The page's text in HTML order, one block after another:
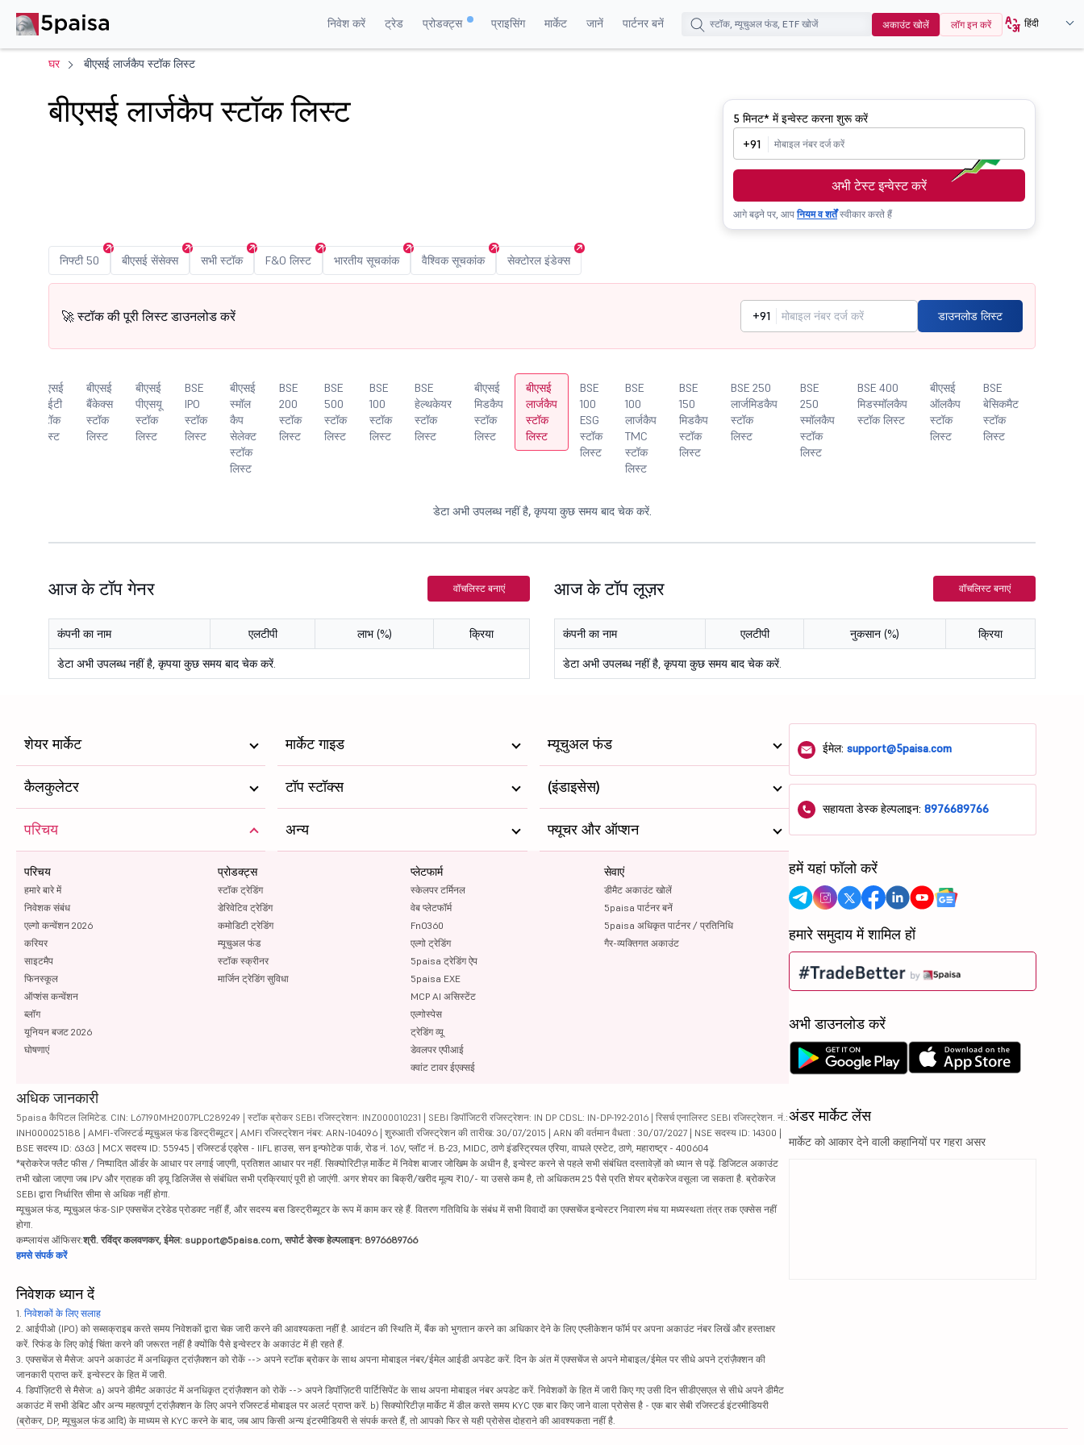
निवेश करें ट्रेड प्रोडक्ट्स प्राइसिंग मार्केट जानें पार्टनर बनें अकाउंट खोलें लॉग इन करें हिंदी
घर बीएसई लार्जकैप स्टॉक लिस्ट
बीएसई लार्जकैप स्टॉक लिस्ट 5 मिनट* में इन्वेस्ट करना शुरू करें
+91
अभी टेस्ट इन्वेस्ट करें
आगे बढ़ने पर, आपनियम व शर्तेंस्वीकार करते हैं
निफ्टी 50 बीएसई सेंसेक्स सभी स्टॉक F&O लिस्ट भारतीय सूचकांक वैश्विक सूचकांक सेक्टोरल इंडेक्स
🚀 स्टॉक की पूरी लिस्ट डाउनलोड करें +91 डाउनलोड लिस्ट
बीएसई
आईटी
स्टॉक
लिस्ट
बीएसई
बैंकेक्स
स्टॉक
लिस्ट
बीएसई
पीएसयू
स्टॉक
लिस्ट
BSE
IPO
स्टॉक
लिस्ट
बीएसई
स्मॉल
कैप
सेलेक्ट
स्टॉक
लिस्ट
BSE
200
स्टॉक
लिस्ट
BSE
500
स्टॉक
लिस्ट
BSE
100
स्टॉक
लिस्ट
BSE
हेल्थकेयर
स्टॉक
लिस्ट
बीएसई
मिडकैप
स्टॉक
लिस्ट
बीएसई
लार्जकैप
स्टॉक
लिस्ट
BSE
100
ESG
स्टॉक
लिस्ट
BSE
100
लार्जकैप
TMC
स्टॉक
लिस्ट
BSE
150
मिडकैप
स्टॉक
लिस्ट
BSE 250
लार्जमिडकैप
स्टॉक
लिस्ट
BSE
250
स्मॉलकैप
स्टॉक
लिस्ट
BSE 400
मिडस्मॉलकैप
स्टॉक लिस्ट
बीएसई
ऑलकैप
स्टॉक
लिस्ट
BSE
बेसिकमैट
स्टॉक
लिस्ट
डेटा अभी उपलब्ध नहीं है, कृपया कुछ समय बाद चेक करें.
आज के टॉप गेनर वॉचलिस्ट बनाएं
कंपनी का नाम एलटीपी लाभ (%) क्रिया
डेटा अभी उपलब्ध नहीं है, कृपया कुछ समय बाद चेक करें.
आज के टॉप लूज़र वॉचलिस्ट बनाएं
कंपनी का नाम एलटीपी नुकसान (%) क्रिया
डेटा अभी उपलब्ध नहीं है, कृपया कुछ समय बाद चेक करें.
शेयर मार्केट मार्केट गाइड म्यूचुअल फंड
कैलकुलेटर टॉप स्टॉक्स (इंडाइसेस)
परिचय
परिचय
हमारे बारे में
निवेशक संबंध
एल्गो कन्वेंशन 2026
करियर
साइटमैप
फिनस्कूल
ऑप्शंस कन्वेंशन
ब्लॉग
यूनियन बजट 2026
घोषणाएं
प्रोडक्ट्स
स्टॉक ट्रेडिंग
डेरिवेटिव ट्रेडिंग
कमोडिटी ट्रेडिंग
म्यूचुअल फंड
स्टॉक स्क्रीनर
मार्जिन ट्रेडिंग सुविधा
प्लेटफार्म
स्केलपर टर्मिनल
वेब प्लेटफॉर्म
FnO360
एल्गो ट्रेडिंग
5paisa ट्रेडिंग ऐप
5paisa EXE
MCP AI असिस्टेंट
एल्गोस्पेस
ट्रेडिंग व्यू
डेवलपर एपीआई
क्वांट टावर ईएक्सई
सेवाएं
डीमैट अकाउंट खोलें
5paisa पार्टनर बनें
5paisa अधिकृत पार्टनर / प्रतिनिधि
गैर-व्यक्तिगत अकाउंट
अन्य फ्यूचर और ऑप्शन
अधिक जानकारी
5paisa कैपिटल लिमिटेड. CIN: L67190MH2007PLC289249 | स्टॉक ब्रोकर SEBI रजिस्ट्रेशन: INZ000010231 | SEBI डिपॉजिटरी रजिस्ट्रेशन: IN DP CDSL: IN-DP-192-2016 | रिसर्च एनालिस्ट SEBI रजिस्ट्रेशन. नं.:
INH000025188 | AMFI-रजिस्टर्ड म्यूचुअल फंड डिस्ट्रीब्यूटर | AMFI रजिस्ट्रेशन नंबर: ARN-104096 | शुरुआती रजिस्ट्रेशन की तारीख: 30/07/2015 | ARN की वर्तमान वैधता : 30/07/2027 | NSE सदस्य ID: 14300 |
BSE सदस्य ID: 6363 | MCX सदस्य ID: 55945 | रजिस्टर्ड एड्रेस - IIFL हाउस, सन इन्फोटेक पार्क, रोड नं. 16V, प्लॉट नं. B-23, MIDC, ठाणे इंडस्ट्रियल एरिया, वाघले एस्टेट, ठाणे, महाराष्ट्र - 400604
*ब्रोकरेज फ्लैट फीस / निष्पादित ऑर्डर के आधार पर लगाई जाएगी, प्रतिशत आधार पर नहीं. सिक्योरिटीज़ मार्केट में निवेश बाजार जोखिम के अधीन है, इन्वेस्ट करने से पहले सभी संबंधित दस्तावेज़ों को ध्यान से पढ़ें. डिजिटल अकाउंट
तभी खोला जाएगा जब IPV और ग्राहक की ड्यू डिलिजेंस से संबंधित सभी प्रक्रियाएं पूरी हो जाएंगी. अगर शेयर का बिक्री/खरीद मूल्य ₹10/- या उससे कम है, तो अधिकतम 25 पैसे प्रति शेयर ब्रोकरेज वसूला जा सकता है. ब्रोकरेज
SEBI द्वारा निर्धारित सीमा से अधिक नहीं होगा.
म्यूचुअल फंड, म्यूचुअल फंड-SIP एक्सचेंज ट्रेडेड प्रोडक्ट नहीं हैं, और सदस्य बस डिस्ट्रीब्यूटर के रूप में काम कर रहे हैं. वितरण गतिविधि के संबंध में सभी विवादों का एक्सचेंज इन्वेस्टर निवारण मंच या मध्यस्थता तंत्र तक एक्सेस नहीं
होगा.
कम्प्लायंस ऑफिसर:श्री. रविंद्र कलवणकर, ईमेल: support@5paisa.com, सपोर्ट डेस्क हेल्पलाइन: 8976689766
हमसे संपर्क करें
निवेशक ध्यान दें
1. निवेशकों के लिए सलाह
2. आईपीओ (IPO) को सब्सक्राइब करते समय निवेशकों द्वारा चेक जारी करने की आवश्यकता नहीं है. आवंटन की स्थिति में, बैंक को भुगतान करने का अधिकार देने के लिए एप्लीकेशन फॉर्म पर अपना अकाउंट नंबर लिखें और हस्ताक्षर
करें. रिफंड के लिए कोई चिंता करने की जरूरत नहीं है क्योंकि पैसे इन्वेस्टर के अकाउंट में ही रहते हैं.
3. एक्सचेंज से मैसेज: अपने अकाउंट में अनधिकृत ट्रांज़ैक्शन को रोकें --> अपने स्टॉक ब्रोकर के साथ अपना मोबाइल नंबर/ईमेल आईडी अपडेट करें. दिन के अंत में एक्सचेंज से अपने मोबाइल/ईमेल पर सीधे अपने ट्रांज़ैक्शन की
जानकारी प्राप्त करें. इन्वेस्टर के हित में जारी.
4. डिपॉज़िटरी से मैसेज: a) अपने डीमैट अकाउंट में अनधिकृत ट्रांज़ैक्शन को रोकें --> अपने डिपॉज़िटरी पार्टिसिपेंट के साथ अपना मोबाइल नंबर अपडेट करें. निवेशकों के हित में जारी किए गए उसी दिन सीडीएसएल से सीधे अपने डीमैट
अकाउंट में सभी डेबिट और अन्य महत्वपूर्ण ट्रांज़ैक्शन के लिए अपने रजिस्टर्ड मोबाइल पर अलर्ट प्राप्त करें. b) सिक्योरिटीज़ मार्केट में डील करते समय KYC एक बार किए जाने वाला प्रोसेस है - एक बार सेबी रजिस्टर्ड इंटरमीडियरी
(ब्रोकर, DP, म्यूचुअल फंड आदि) के माध्यम से KYC करने के बाद, जब आप किसी अन्य इंटरमीडियरी से संपर्क करते हैं, तो आपको फिर से यही प्रोसेस दोहराने की आवश्यकता नहीं है.
ईमेल:support@5paisa.com
सहायता डेस्क हेल्पलाइन:8976689766
हमें यहां फॉलो करें
हमारे समुदाय में शामिल हों
अभी डाउनलोड करें
अंडर मार्केट लेंस
मार्केट को आकार देने वाली कहानियों पर गहरा असर